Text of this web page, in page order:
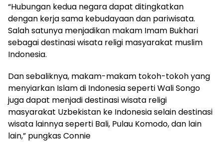
“Hubungan kedua negara dapat ditingkatkan
dengan kerja sama kebudayaan dan pariwisata.
Salah satunya menjadikan makam Imam Bukhari
sebagai destinasi wisata religi masyarakat muslim
Indonesia.
Dan sebaliknya, makam-makam tokoh-tokoh yang
menyiarkan Islam di Indonesia seperti Wali Songo
juga dapat menjadi destinasi wisata religi
masyarakat Uzbekistan ke Indonesia selain destinasi
wisata lainnya seperti Bali, Pulau Komodo, dan lain
lain,” pungkas Connie